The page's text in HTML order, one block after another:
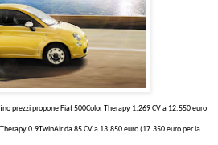
prezzi propone Fiat 500Color Therapy 1.269 CV a 12.550 euro
0.9TwinAir da 85 CV a 13.850 euro (17.350 euro per la